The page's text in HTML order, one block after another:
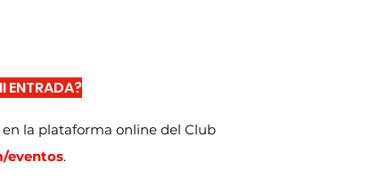
ENTRADA?
en la plataforma online del Club
eventos.